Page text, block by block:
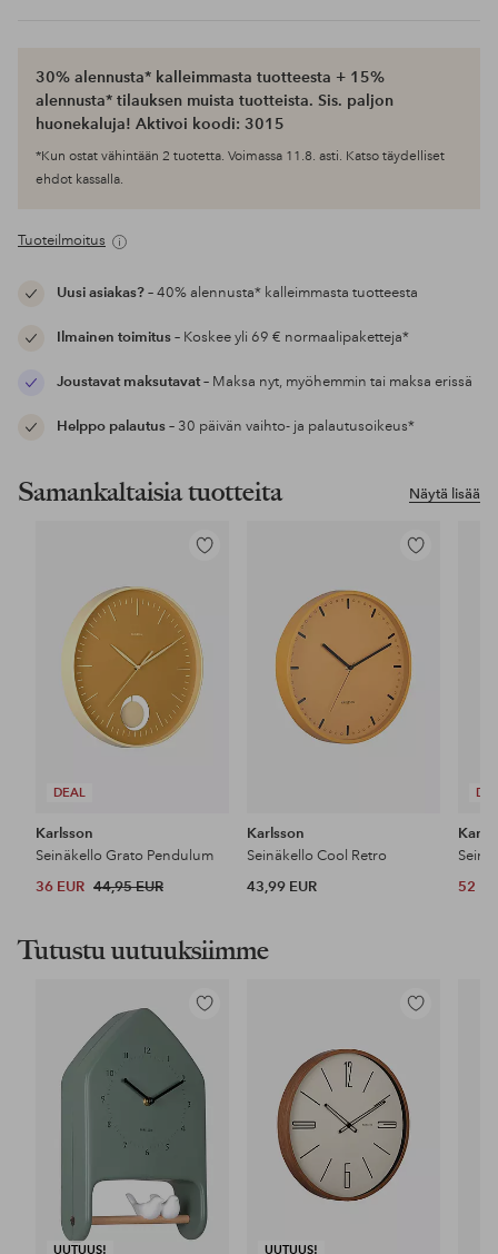
30% alennusta* kalleimmasta tuotteesta + 15%
alennusta* tilauksen muista tuotteista. Sis. paljon
huonekaluja! Aktivoi koodi: 3015
*Kun ostat vähintään 2 tuotetta. Voimassa 11.8. asti. Katso täydelliset
ehdot kassalla.
Tuoteilmoitus
Uusi asiakas?– 40% alennusta* kalleimmasta tuotteesta
Ilmainen toimitus– Koskee yli 69 € normaalipaketteja*
Joustavat maksutavat– Maksa nyt, myöhemmin tai maksa erissä
Helppo palautus– 30 päivän vaihto- ja palautusoikeus*
Näytä lisää
Samankaltaisia tuotteita
DEAL
Lisää
Karlsson
Seinäkello Grato Pendulum
36 EUR 44,95 EUR
Lisää
Karlsson
Seinäkello Cool Retro
43,99 EUR
52
Tutustu uutuuksiimme
UUTUUS!
Lisää
UUTUUS!
Lisää